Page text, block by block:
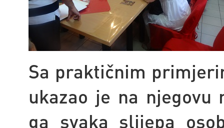
Sa praktičnim
ukazao je na njegovu
ga svaka slijepa